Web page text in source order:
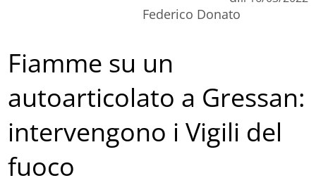
Federico Donato
Fiamme su un
autoarticolato a Gressan:
intervengono i Vigili del
fuoco